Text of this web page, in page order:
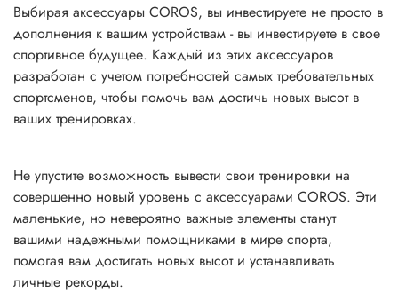
Выбирая аксессуары COROS, вы инвестируете не просто в
дополнения к вашим устройствам - вы инвестируете в свое
спортивное будущее. Каждый из этих аксессуаров
разработан с учетом потребностей самых требовательных
спортсменов, чтобы помочь вам достичь новых высот в
ваших тренировках.
Не упустите возможность вывести свои тренировки на
совершенно новый уровень с аксессуарами COROS. Эти
маленькие, но невероятно важные элементы станут
вашими надежными помощниками в мире спорта,
помогая вам достигать новых высот и устанавливать
личные рекорды.